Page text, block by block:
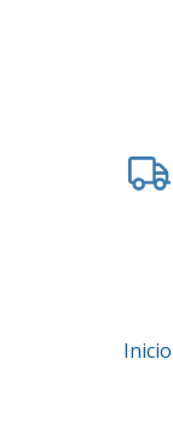
Inicio